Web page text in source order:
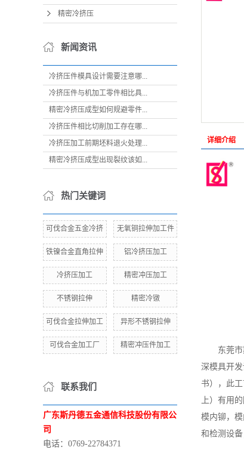
精密冷挤压
新闻资讯
冷挤压件模具设计需要注意哪...
冷挤压件与机加工零件相比具...
精密冷挤压成型如何规避零件...
冷挤压件相比切削加工存在哪...
冷挤压加工前期坯料退火处理...
精密冷挤压成型出现裂纹该如...
热门关键词
可伐合金五金冷挤 无氧铜拉伸加工件
铁镍合金直角拉伸 铝冷挤压加工
冷挤压加工 精密冲压加工
不锈钢拉伸 精密冷镦
可伐合金拉伸加工 异形不锈钢拉伸
可伐合金加工厂 精密冲压件加工
联系我们
广东斯丹德五金通信科技股份有限公
司
电话：0769-22784371
详细介绍
东莞
深模具开
书），此
上）有用
模内铆，
和检测设